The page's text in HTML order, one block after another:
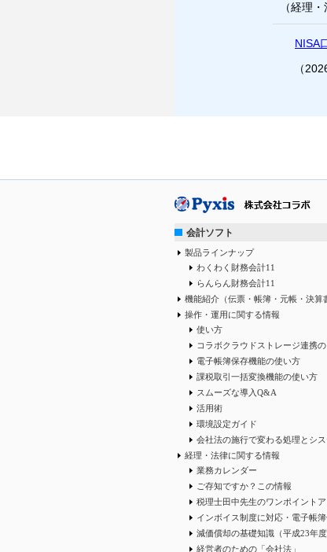
（経理
NISA
（
会計ソフト
製品ラインナップ
わくわく財務会計11
らんらん財務会計11
機能紹介（伝票・帳簿・元帳・決算
操作・運用に関する情報
使い方
コラボクラウドストレージ連携
電子帳簿保存機能の使い方
課税取引一括変換機能の使い方
スムーズな導入Q&A
活用術
環境設定ガイド
会社法の施行で変わる処理とシ
経理・法律に関する情報
業務カレンダー
ご存知ですか？この情報
税理士田中先生のワンポイントア
インボイス制度に対応・電子帳
減価償却の基礎知識（平成23年度
経営者のための「会社法」